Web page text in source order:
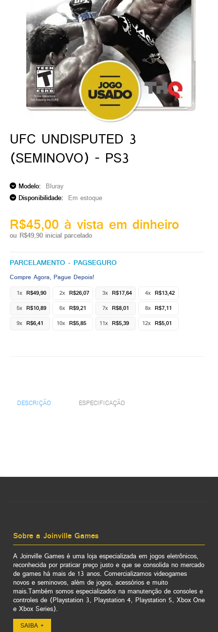
UFC UNDISPUTED 3
(SEMINOVO) - PS3
Modelo: Bluray
Disponibilidade: Em estoque
R$45,00 à vista em dinheiro
ou R$49,90 inicial parcelado
PARCELAMENTO - PAGSEGURO
Compre Agora, Pague Depois!
1x R$49,90 2x R$26,07 3x R$17,64 4x R$13,42
5x R$10,89 6x R$9,21 7x R$8,01 8x R$7,11
9x R$6,41 10x R$5,85 11x R$5,39 12x R$5,01
DESCRIÇÃO ESPECIFICAÇÃO
Sobre a Joinville Games
A Joinville Games é uma loja especializada em jogos eletrônicos,
reconhecida por praticar preço justo e que se consolida no mercado
de games há mais de 13 anos. Comercializamos videogames
novos e seminovos, além de jogos, acessórios e muito
mais.Também somos especializados na manutenção de consoles e
controles de (Playstation 3, Playstation 4, Playstation 5, Xbox One
e Xbox Series).
SAIBA +